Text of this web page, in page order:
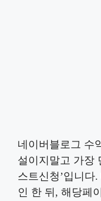
네이버블로그 수
설이지말고 가장
스트신청’입니다
인 한 뒤, 해당페